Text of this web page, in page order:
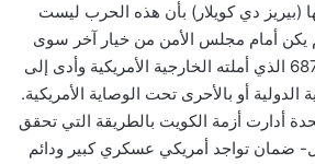
(بيريز دي كويلار) بأن هذه الحرب ليست
يكن أمام مجلس الأمن من خيار آخر سوى
وضع خاتمه على القرار 687 الذي أملته الخارجية الأمريكية وأدى إلى
أو بالأحرى تحت الوصاية الأمريكية.
أدارت أزمة الكويت بالطريقة التي تحقق
ضمان تواجد أمريكي عسكري كبير ودائم